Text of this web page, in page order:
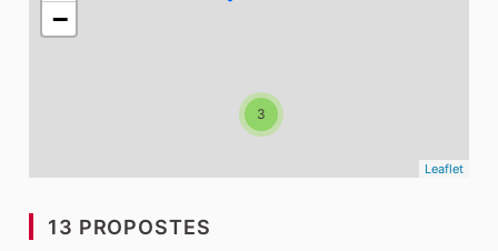
3
−
Leaflet
13 PROPOSTES